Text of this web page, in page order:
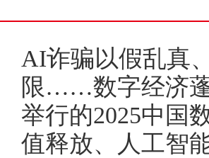
AI诈骗以假乱真
限……数字经济蓬
举行的2025中国
值释放、人工智